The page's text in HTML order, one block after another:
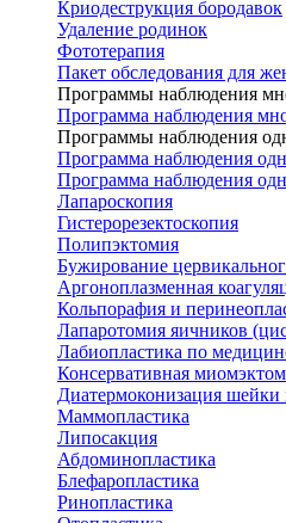
Криодеструкция бородавок
Удаление родинок
Фототерапия
Пакет обследования для
Программы наблюдения
Программа наблюдения
Программы наблюдения
Программа наблюдения
Программа наблюдения
Лапароскопия
Гистерорезектоскопия
Полипэктомия
Бужирование
Аргоноплазменная
Кольпорафия и
Лапаротомия яичников
Лабиопластика по
Консервативная
Диатермоконизация шейки
Маммопластика
Липосакция
Абдоминопластика
Блефаропластика
Ринопластика